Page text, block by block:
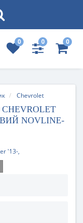
0 0 0
Chevrolet
NOVLINE-